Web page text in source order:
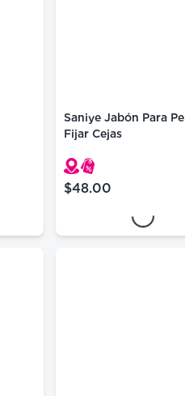
Saniye Jabón Para
Fijar Cejas
$48.00
precio actual